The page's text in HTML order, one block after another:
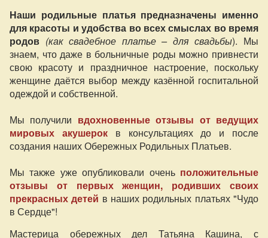
Наши родильные платья предназначены именно
для красоты и удобства во всех смыслах во время
родов (как свадебное платье – для свадьбы). Мы
знаем, что даже в больничные роды можно привнести
свою красоту и праздничное настроение, поскольку
женщине даётся выбор между казённой госпитальной
одеждой и собственной.
Мы получили вдохновенные отзывы от ведущих
мировых акушерокв консультациях до и после
создания наших Обережных Родильных Платьев.
Мы также уже опубликовали очень положительные
отзывы от первых женщин, родивших своих
прекрасных детей в наших родильных платьях "Чудо
в Сердце"!
Мастерица обережных дел Татьяна Кашина, с